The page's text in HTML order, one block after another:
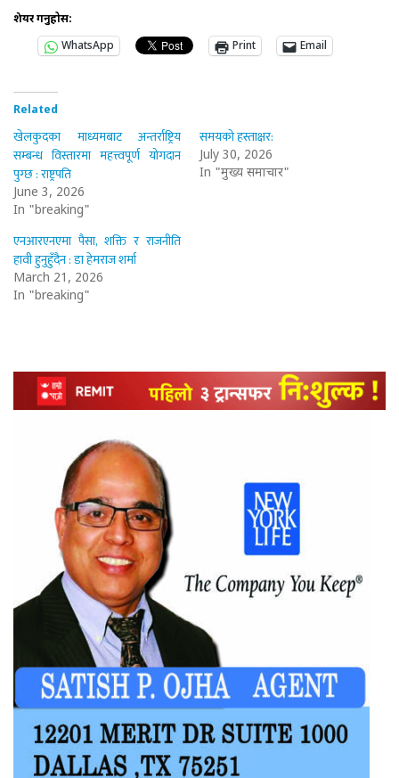
शेयर गर्नुहोस:
WhatsApp
Print Email
Related
खेलकुदका माध्यमबाट अन्तर्राष्ट्रिय
सम्बन्ध विस्तारमा महत्त्वपूर्ण योगदान
पुग्छ : राष्ट्रपति
June 3, 2026
In "breaking"
समयको हस्ताक्षर:
July 30, 2026
In "मुख्य समाचार"
एनआरएनएमा पैसा, शक्ति र राजनीति
हावी हुनुहुँदैन : डा हेमराज शर्मा
March 21, 2026
In "breaking"